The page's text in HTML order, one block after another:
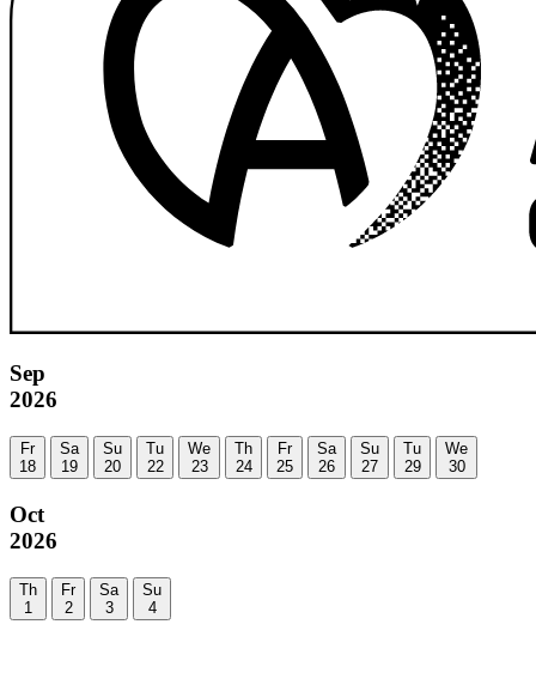
Sep
2026
Fr
18
Sa
19
Su
20
Tu
22
We
23
Th
24
Fr
25
Sa
26
Su
27
Tu
29
We
30
Oct
2026
Th
1
Fr
2
Sa
3
Su
4